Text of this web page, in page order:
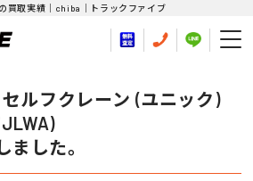
買取実績｜chiba｜トラックファイブ
ルフクレーン (ユニック)
ました。